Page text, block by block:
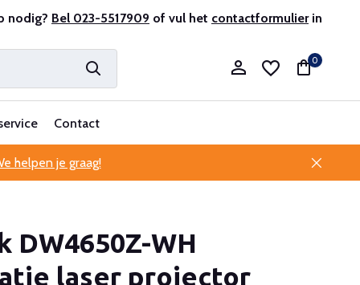
Professionele klantenservice
nodig? Bel 023-5517909 of vul het contactformulierin
Account aanmaken
0
Contact
helpen je graag!
DW4650Z-WH
laser projector